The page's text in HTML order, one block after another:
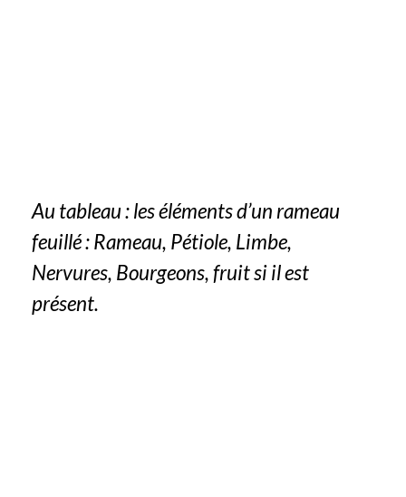
Au tableau : les éléments d’un rameau
feuillé : Rameau, Pétiole, Limbe,
Nervures, Bourgeons, fruit si il est
présent.